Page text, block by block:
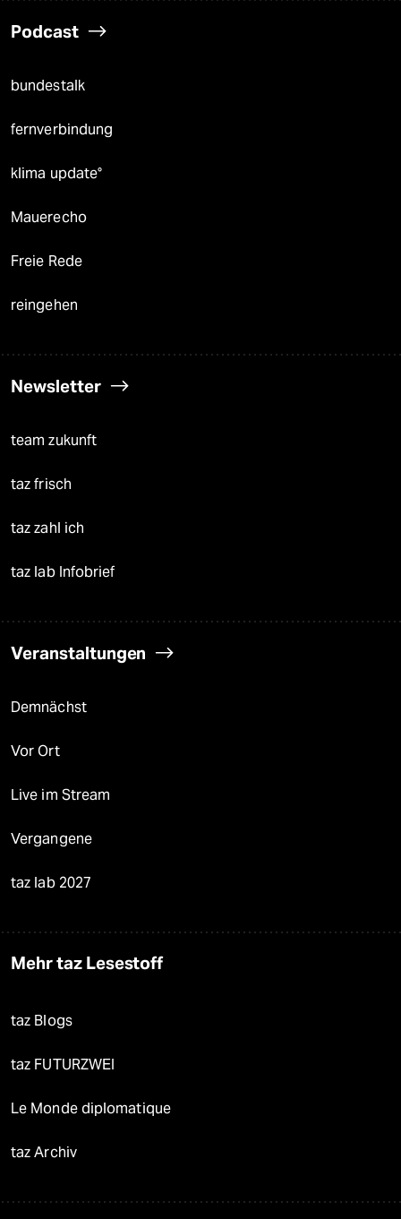
Podcast
bundestalk
fernverbindung
klima update°
Mauerecho
Freie Rede
reingehen
Newsletter
team zukunft
taz frisch
taz zahl ich
taz lab Infobrief
Veranstaltungen
Demnächst
Vor Ort
Live im Stream
Vergangene
taz lab 2027
Mehr taz Lesestoff
taz Blogs
taz FUTURZWEI
Le Monde diplomatique
taz Archiv